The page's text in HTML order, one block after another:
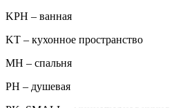
KPH – ванная
KT – кухонное пространство
MH – спальня
PH – душевая